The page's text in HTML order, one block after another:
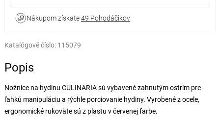
Nákupom získate49 Pohodáčikov
Katalógové číslo: 115079
Popis
Nožnice na hydinu CULINARIA sú vybavené zahnutým ostrím pre
ľahkú manipuláciu a rýchle porciovanie hydiny. Vyrobené z ocele,
ergonomické rukoväte sú z plastu v červenej farbe.